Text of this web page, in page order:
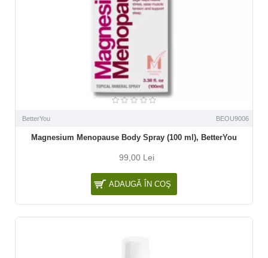
BetterYou BEOU9006
Magnesium Menopause Body Spray (100 ml), BetterYou
99,00 Lei
ADAUGĂ ÎN COŞ